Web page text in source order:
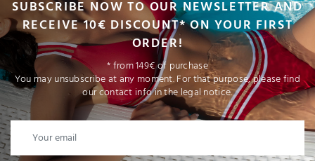
SUBSCRIBE NOW TO OUR NEWSLETTER AND
RECEIVE 10€ DISCOUNT* ON YOUR FIRST
ORDER!
* from 149€ of purchase
You may unsubscribe at any moment. For that purpose, please find
our contact info in the legal notice.